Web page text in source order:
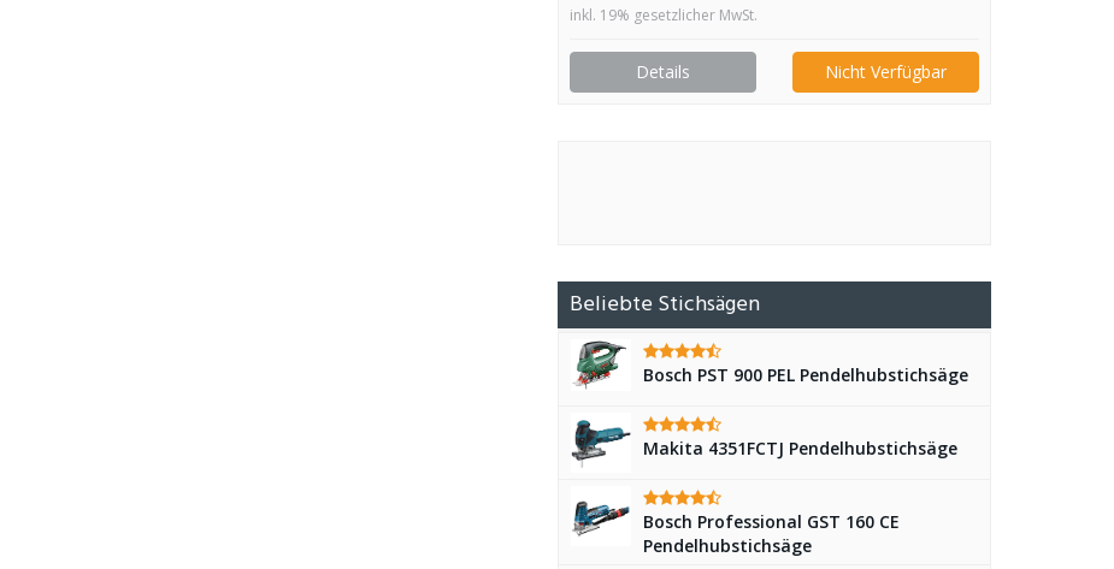
inkl. 19% gesetzlicher MwSt.
Details Nicht Verfügbar
Beliebte Stichsägen
Bosch PST 900 PEL Pendelhubstichsäge
Makita 4351FCTJ Pendelhubstichsäge
Bosch Professional GST 160 CE
Pendelhubstichsäge